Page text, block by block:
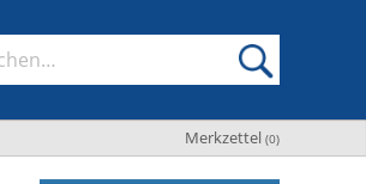
Merkzettel (0)